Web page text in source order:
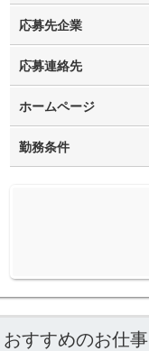
応募先企業
応募連絡先
ホームページ
勤務条件
おすすめのお仕事